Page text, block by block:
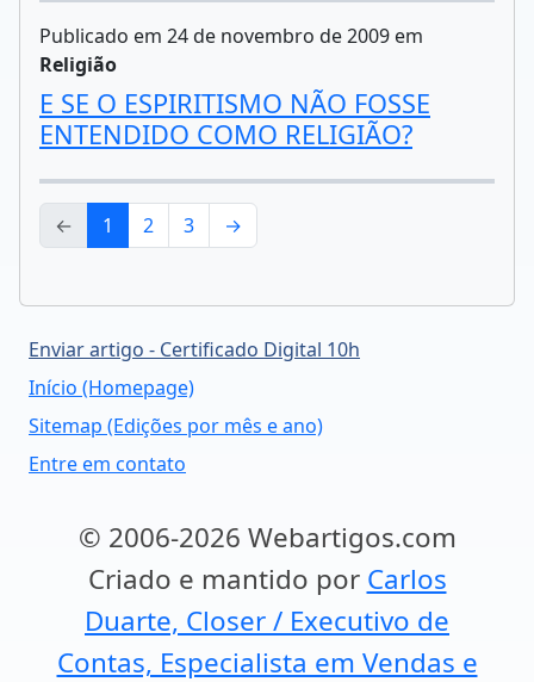
Publicado em 24 de novembro de 2009 em
Religião
E SE O ESPIRITISMO NÃO FOSSE
ENTENDIDO COMO RELIGIÃO?
← 1 2 3 →
Enviar artigo - Certificado Digital 10h
Início (Homepage)
Sitemap (Edições por mês e ano)
Entre em contato
© 2006-2026 Webartigos.com
Criado e mantido por Carlos
Duarte, Closer / Executivo de
Contas, Especialista em Vendas e